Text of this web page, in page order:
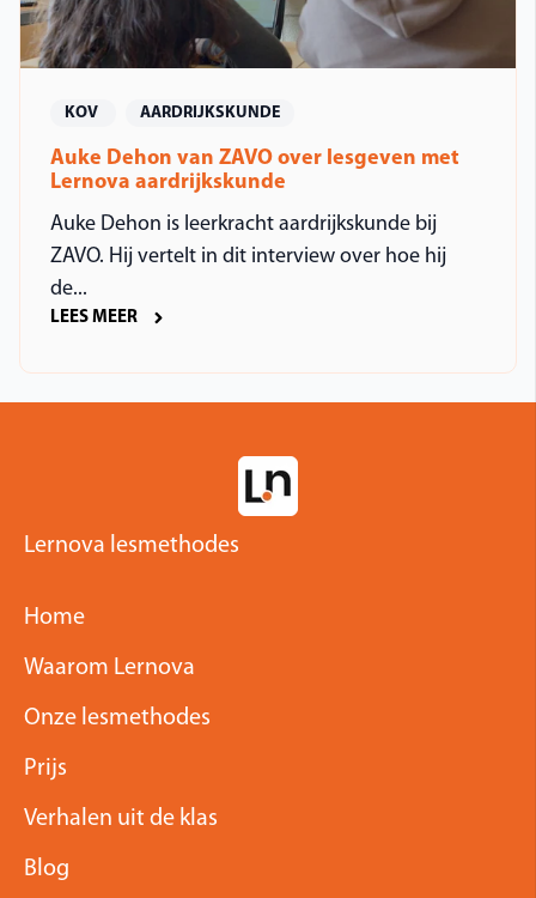
KOV AARDRIJKSKUNDE
Auke Dehon van ZAVO over lesgeven met
Lernova aardrijkskunde
Auke Dehon is leerkracht aardrijkskunde bij
ZAVO. Hij vertelt in dit interview over hoe hij
de...
LEES MEER
Lernova lesmethodes
Home
Waarom Lernova
Onze lesmethodes
Prijs
Verhalen uit de klas
Blog